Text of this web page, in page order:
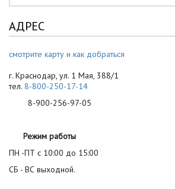
АДРЕС
смотрите карту и как добраться
г. Краснодар, ул. 1 Мая, 388/1
тел. 8-800-250-17-14
8-900-256-97-05
Режим работы
ПН -ПТ с 10:00 до 15:00
СБ - ВС выходной.